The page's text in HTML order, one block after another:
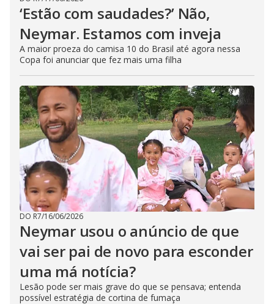
‘Estão com saudades?’ Não,
Neymar. Estamos com inveja
A maior proeza do camisa 10 do Brasil até agora nessa
Copa foi anunciar que fez mais uma filha
DO R7/16/06/2026
Neymar usou o anúncio de que
vai ser pai de novo para esconder
uma má notícia?
Lesão pode ser mais grave do que se pensava; entenda
possível estratégia de cortina de fumaça